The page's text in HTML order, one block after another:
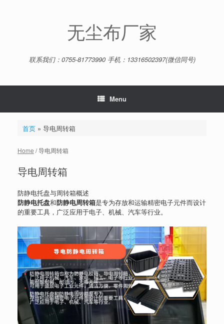
无尘布厂家
联系我们：0755-81773990 手机：13316502397(微信同号)
Menu
首页» 导电周转箱
Home / 导电周转箱
导电周转箱
防静电托盘与周转箱概述
防静电托盘和防静电周转箱是专为存放和运输精密电子元件而设计
的重要工具，广泛应用于电子、机械、汽车等行业。